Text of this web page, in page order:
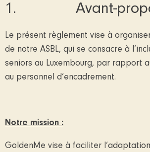
1. Avant-
Le présent règlement vise à
de notre ASBL, qui se consacre à
seniors au Luxembourg, par rapport
au personnel d’encadrement.
Notre mission :
GoldenMe vise à faciliter